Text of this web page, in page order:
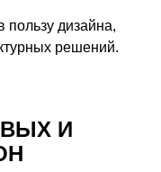
дизайна,
решений.
И